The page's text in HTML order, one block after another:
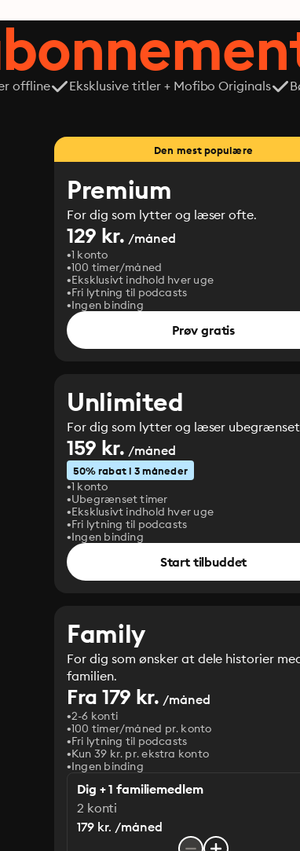
offline Eksklusive titler + Mofibo Originals
Den mest populære
Premium
For dig som lytter og læser ofte.
129 kr. /måned
1 konto
100 timer/måned
Eksklusivt indhold hver uge
Fri lytning til podcasts
Ingen binding
Prøv gratis
Unlimited
For dig som lytter og læser
159 kr. /måned
50% rabat i 3 måneder
1 konto
Ubegrænset timer
Eksklusivt indhold hver uge
Fri lytning til podcasts
Ingen binding
Start tilbuddet
Family
For dig som ønsker at dele historier
familien.
Fra 179 kr. /måned
2-6 konti
100 timer/måned pr. konto
Fri lytning til podcasts
Kun 39 kr. pr. ekstra konto
Ingen binding
Dig + 1 familiemedlem
2 konti
179 kr. /måned